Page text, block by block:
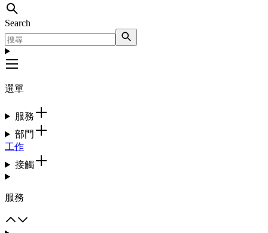
Search
選單
服務
部門
工作
接觸
服務